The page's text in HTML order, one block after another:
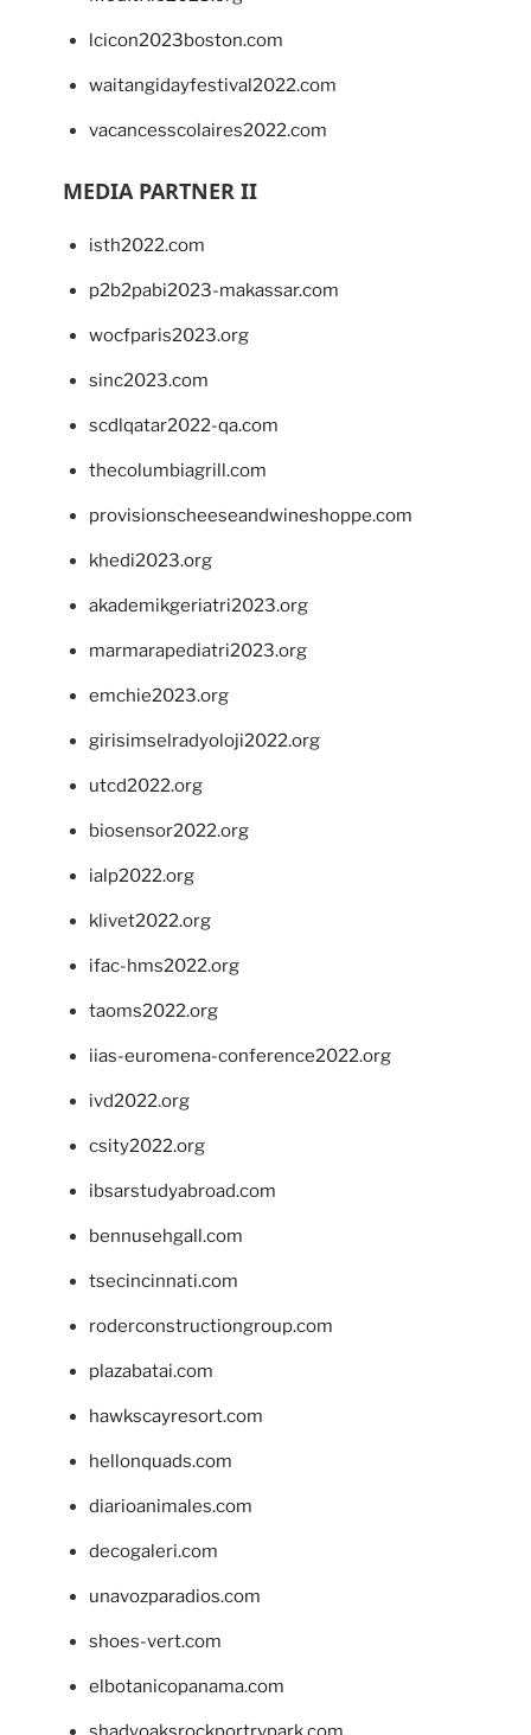
lcicon2023boston.com
waitangidayfestival2022.com
vacancesscolaires2022.com
MEDIA PARTNER II
isth2022.com
p2b2pabi2023-makassar.com
wocfparis2023.org
sinc2023.com
scdlqatar2022-qa.com
thecolumbiagrill.com
provisionscheeseandwineshoppe.com
khedi2023.org
akademikgeriatri2023.org
marmarapediatri2023.org
emchie2023.org
girisimselradyoloji2022.org
utcd2022.org
biosensor2022.org
ialp2022.org
klivet2022.org
ifac-hms2022.org
taoms2022.org
iias-euromena-conference2022.org
ivd2022.org
csity2022.org
ibsarstudyabroad.com
bennusehgall.com
tsecincinnati.com
roderconstructiongroup.com
plazabatai.com
hawkscayresort.com
hellonquads.com
diarioanimales.com
decogaleri.com
unavozparadios.com
shoes-vert.com
elbotanicopanama.com